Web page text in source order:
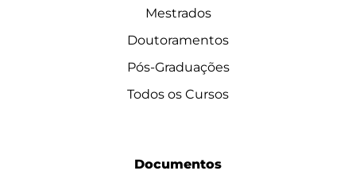
Mestrados
Doutoramentos
Pós-Graduações
Todos os Cursos
Documentos